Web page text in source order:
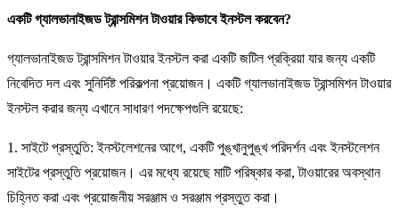
একটি গ্যালভানাইজড ট্রান্সমিশন টাওয়ার কিভাবে ইনস্টল করবেন?
গ্যালভানাইজড ট্রান্সমিশন টাওয়ার ইনস্টল করা একটি জটিল প্রক্রিয়া যার জন্য একটি
নিবেদিত দল এবং সুনির্দিষ্ট পরিকল্পনা প্রয়োজন। একটি গ্যালভানাইজড ট্রান্সমিশন টাওয়ার
ইনস্টল করার জন্য এখানে সাধারণ পদক্ষেপগুলি রয়েছে:
1. সাইটে প্রস্তুতি: ইনস্টলেশনের আগে, একটি পুঙ্খানুপুঙ্খ পরিদর্শন এবং ইনস্টলেশন
সাইটের প্রস্তুতি প্রয়োজন। এর মধ্যে রয়েছে মাটি পরিষ্কার করা, টাওয়ারের অবস্থান
চিহ্নিত করা এবং প্রয়োজনীয় সরঞ্জাম ও সরঞ্জাম প্রস্তুত করা।